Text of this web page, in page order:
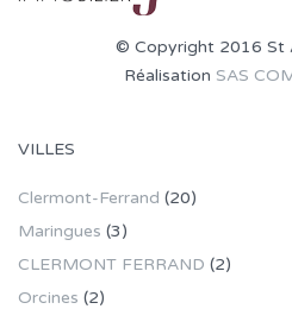
© Copyright 2016 St
Réalisation SAS
VILLES
Clermont-Ferrand (20)
Maringues (3)
CLERMONT FERRAND (2)
Orcines (2)